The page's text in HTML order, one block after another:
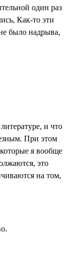
один раз
Как-то эти
было надрыва,
и что
При этом
я вообще
это
на том,